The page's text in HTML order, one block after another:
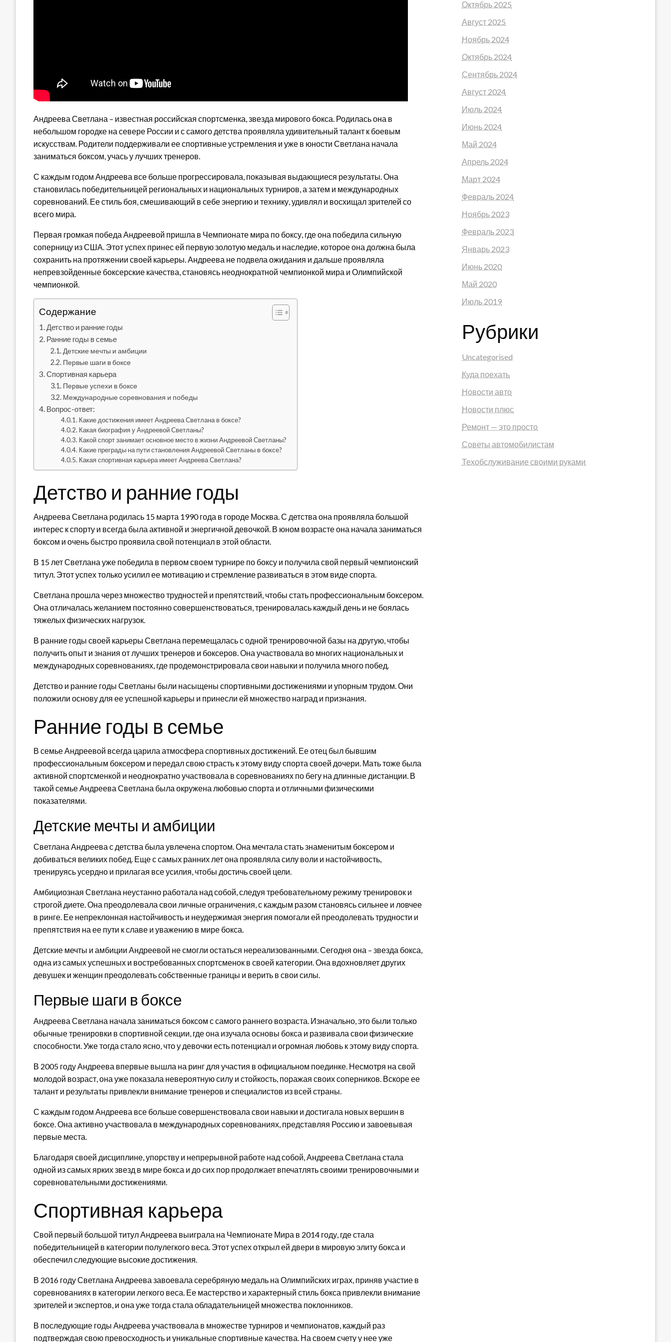
Андреева Светлана – известная российская спортсменка, звезда мирового бокса. Родилась она в
небольшом городке на севере России и с самого детства проявляла удивительный талант к боевым
искусствам. Родители поддерживали ее спортивные устремления и уже в юности Светлана начала
заниматься боксом, учась у лучших тренеров.
С каждым годом Андреева все больше прогрессировала, показывая выдающиеся результаты. Она
становилась победительницей региональных и национальных турниров, а затем и международных
соревнований. Ее стиль боя, смешивающий в себе энергию и технику, удивлял и восхищал зрителей со
всего мира.
Первая громкая победа Андреевой пришла в Чемпионате мира по боксу, где она победила сильную
соперницу из США. Этот успех принес ей первую золотую медаль и наследие, которое она должна была
сохранить на протяжении своей карьеры. Андреева не подвела ожидания и дальше проявляла
непревзойденные боксерские качества, становясь неоднократной чемпионкой мира и Олимпийской
чемпионкой.
Содержание
Детство и ранние годы
Ранние годы в семье
Детские мечты и амбиции
Первые шаги в боксе
Спортивная карьера
Первые успехи в боксе
Международные соревнования и победы
Вопрос-ответ:
Какие достижения имеет Андреева Светлана в боксе?
Какая биография у Андреевой Светланы?
Какой спорт занимает основное место в жизни Андреевой Светланы?
Какие преграды на пути становления Андреевой Светланы в боксе?
Какая спортивная карьера имеет Андреева Светлана?
Детство и ранние годы
Андреева Светлана родилась 15 марта 1990 года в городе Москва. С детства она проявляла большой
интерес к спорту и всегда была активной и энергичной девочкой. В юном возрасте она начала заниматься
боксом и очень быстро проявила свой потенциал в этой области.
В 15 лет Светлана уже победила в первом своем турнире по боксу и получила свой первый чемпионский
титул. Этот успех только усилил ее мотивацию и стремление развиваться в этом виде спорта.
Светлана прошла через множество трудностей и препятствий, чтобы стать профессиональным боксером.
Она отличалась желанием постоянно совершенствоваться, тренировалась каждый день и не боялась
тяжелых физических нагрузок.
В ранние годы своей карьеры Светлана перемещалась с одной тренировочной базы на другую, чтобы
получить опыт и знания от лучших тренеров и боксеров. Она участвовала во многих национальных и
международных соревнованиях, где продемонстрировала свои навыки и получила много побед.
Детство и ранние годы Светланы были насыщены спортивными достижениями и упорным трудом. Они
положили основу для ее успешной карьеры и принесли ей множество наград и признания.
Ранние годы в семье
В семье Андреевой всегда царила атмосфера спортивных достижений. Ее отец был бывшим
профессиональным боксером и передал свою страсть к этому виду спорта своей дочери. Мать тоже была
активной спортсменкой и неоднократно участвовала в соревнованиях по бегу на длинные дистанции. В
такой семье Андреева Светлана была окружена любовью спорта и отличными физическими
показателями.
Детские мечты и амбиции
Светлана Андреева с детства была увлечена спортом. Она мечтала стать знаменитым боксером и
добиваться великих побед. Еще с самых ранних лет она проявляла силу воли и настойчивость,
тренируясь усердно и прилагая все усилия, чтобы достичь своей цели.
Амбициозная Светлана неустанно работала над собой, следуя требовательному режиму тренировок и
строгой диете. Она преодолевала свои личные ограничения, с каждым разом становясь сильнее и ловчее
в ринге. Ее непреклонная настойчивость и неудержимая энергия помогали ей преодолевать трудности и
препятствия на ее пути к славе и уважению в мире бокса.
Детские мечты и амбиции Андреевой не смогли остаться нереализованными. Сегодня она – звезда бокса,
одна из самых успешных и востребованных спортсменок в своей категории. Она вдохновляет других
девушек и женщин преодолевать собственные границы и верить в свои силы.
Первые шаги в боксе
Андреева Светлана начала заниматься боксом с самого раннего возраста. Изначально, это были только
обычные тренировки в спортивной секции, где она изучала основы бокса и развивала свои физические
способности. Уже тогда стало ясно, что у девочки есть потенциал и огромная любовь к этому виду спорта.
В 2005 году Андреева впервые вышла на ринг для участия в официальном поединке. Несмотря на свой
молодой возраст, она уже показала невероятную силу и стойкость, поражая своих соперников. Вскоре ее
талант и результаты привлекли внимание тренеров и специалистов из всей страны.
С каждым годом Андреева все больше совершенствовала свои навыки и достигала новых вершин в
боксе. Она активно участвовала в международных соревнованиях, представляя Россию и завоевывая
первые места.
Благодаря своей дисциплине, упорству и непрерывной работе над собой, Андреева Светлана стала
одной из самых ярких звезд в мире бокса и до сих пор продолжает впечатлять своими тренировочными и
соревновательными достижениями.
Спортивная карьера
Свой первый большой титул Андреева выиграла на Чемпионате Мира в 2014 году, где стала
победительницей в категории полулегкого веса. Этот успех открыл ей двери в мировую элиту бокса и
обеспечил следующие высокие достижения.
В 2016 году Светлана Андреева завоевала серебряную медаль на Олимпийских играх, приняв участие в
соревнованиях в категории легкого веса. Ее мастерство и характерный стиль бокса привлекли внимание
зрителей и экспертов, и она уже тогда стала обладательницей множества поклонников.
В последующие годы Андреева участвовала в множестве турниров и чемпионатов, каждый раз
подтверждая свою превосходность и уникальные спортивные качества. На своем счету у нее уже
Октябрь 2025
Август 2025
Ноябрь 2024
Октябрь 2024
Сентябрь 2024
Август 2024
Июль 2024
Июнь 2024
Май 2024
Апрель 2024
Март 2024
Февраль 2024
Ноябрь 2023
Февраль 2023
Январь 2023
Июнь 2020
Май 2020
Июль 2019
Рубрики
Uncategorised
Куда поехать
Новости авто
Новости плюс
Ремонт — это просто
Советы автомобилистам
Техобслуживание своими руками